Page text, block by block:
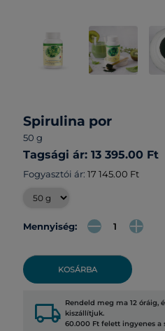
Spirulina por
50 g
Tagsági ár: 13 395.00 Ft
Fogyasztói ár: 17 145.00 Ft
Mennyiség:
KOSÁRBA
local_shipping Rendeld meg ma 12 óráig,
kiszállítjuk.
60.000 Ft felett ingyenes a